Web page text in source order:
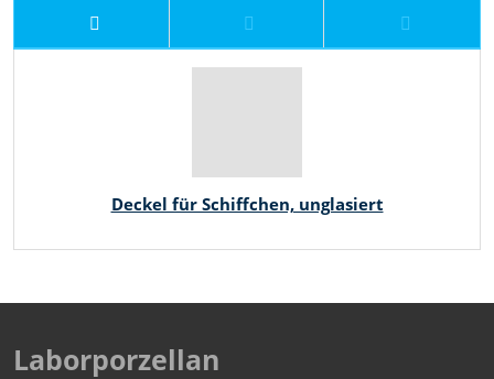
Deckel für Schiffchen, unglasiert
Laborporzellan